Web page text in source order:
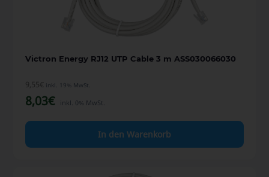
Victron Energy RJ12 UTP Cable 3 m ASS030066030
9,55€ inkl. 19% MwSt.
8,03€ inkl. 0% MwSt.
In den Warenkorb